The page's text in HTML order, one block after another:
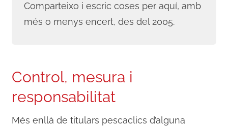
Comparteixo i escric coses per aquí, amb
més o menys encert, des del 2005.
Control, mesura i
responsabilitat
Més enllà de titulars pescaclics d’alguna